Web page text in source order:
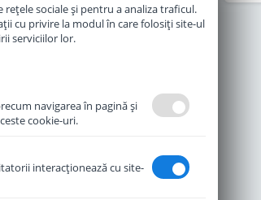
sociale și pentru a analiza traficul.
cu privire la modul în care folosiți site-ul
serviciilor lor.
navigarea în pagină şi
cookie-uri.
interacţionează cu site-